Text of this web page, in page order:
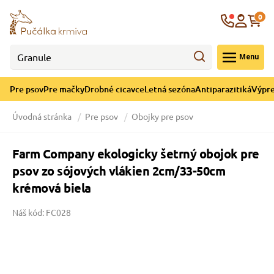
Menu
0
Pre psovPre mačkyDrobné cicavceLetná sezónaAntiparazitiká
mačky
Pre mačky
mačky
mačky
cicavce
Drobné cicavce
sezóna
Letná sezóna
ochladenie
Výpredaj
CZK
Úvodná stránka Pre psov Obojky pre psov
Farm Company ekologicky šetrný obojok pre
psov zo sójových vlákien 2cm/33-50cm
krémová biela
Náš kód: FC028